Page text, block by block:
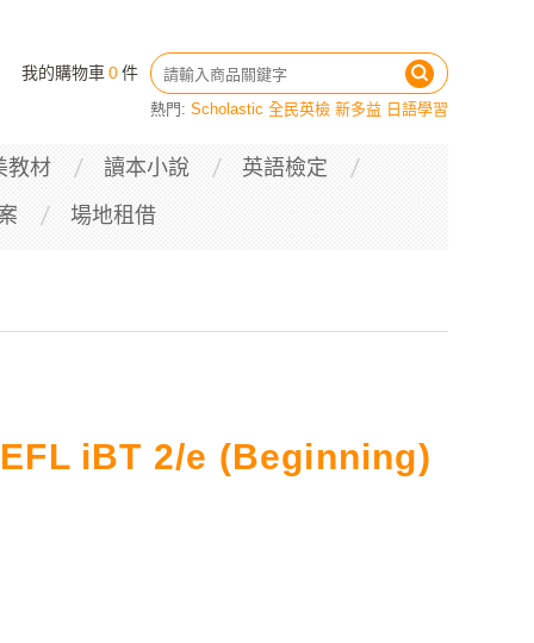
我的購物車 0件
熱門: Scholastic 全民英檢 新多益 日語學習
教材 讀本小說
英語檢定
場地租借
iBT 2/e (Beginning)